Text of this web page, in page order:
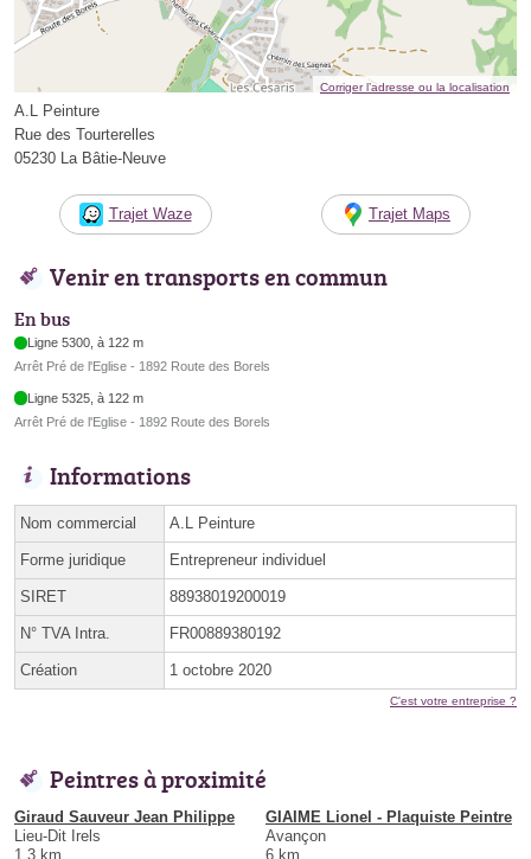
Corriger l’adresse ou la localisation
A.L Peinture
Rue des Tourterelles
05230 La Bâtie-Neuve
Trajet Waze Trajet Maps
Venir en transports en commun
En bus
Ligne 5300, à 122 m
Arrêt Pré de l'Eglise - 1892 Route des Borels
Ligne 5325, à 122 m
Arrêt Pré de l'Eglise - 1892 Route des Borels
Informations
Nom commercial A.L Peinture
Forme juridique Entrepreneur individuel
SIRET 88938019200019
N° TVA Intra. FR00889380192
Création 1 octobre 2020
C'est votre entreprise ?
Peintres à proximité
Giraud Sauveur Jean Philippe
Lieu-Dit Irels
1.3 km
GIAIME Lionel - Plaquiste Peintre
Avançon
6 km